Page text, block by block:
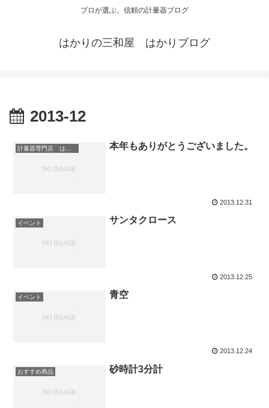
プロが選ぶ、信頼の計量器ブログ
はかりの三和屋 はかりブログ
2013-12
本年もありがとうございました。
2013.12.31
イベント サンタクロース
2013.12.25
イベント 青空
2013.12.24
おすすめ商品 砂時計3分計